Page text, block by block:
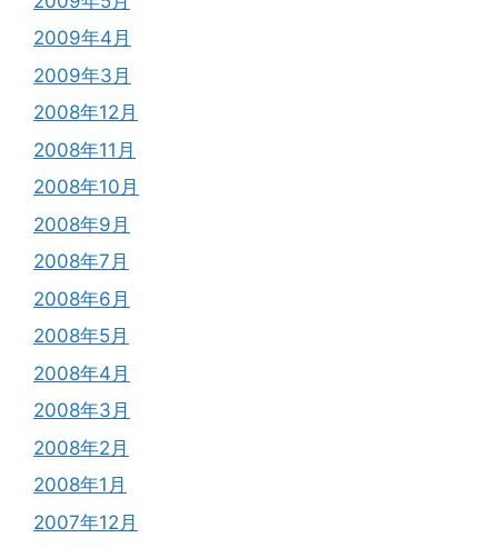
2009年4月
2009年3月
2008年12月
2008年11月
2008年10月
2008年9月
2008年7月
2008年6月
2008年5月
2008年4月
2008年3月
2008年2月
2008年1月
2007年12月